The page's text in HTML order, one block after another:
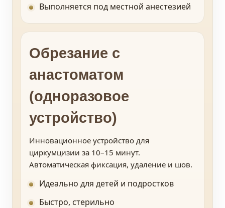
Выполняется под местной анестезией
Обрезание с
анастоматом
(одноразовое
устройство)
Инновационное устройство для
циркумцизии за 10–15 минут.
Автоматическая фиксация, удаление и шов.
Идеально для детей и подростков
Быстро, стерильно